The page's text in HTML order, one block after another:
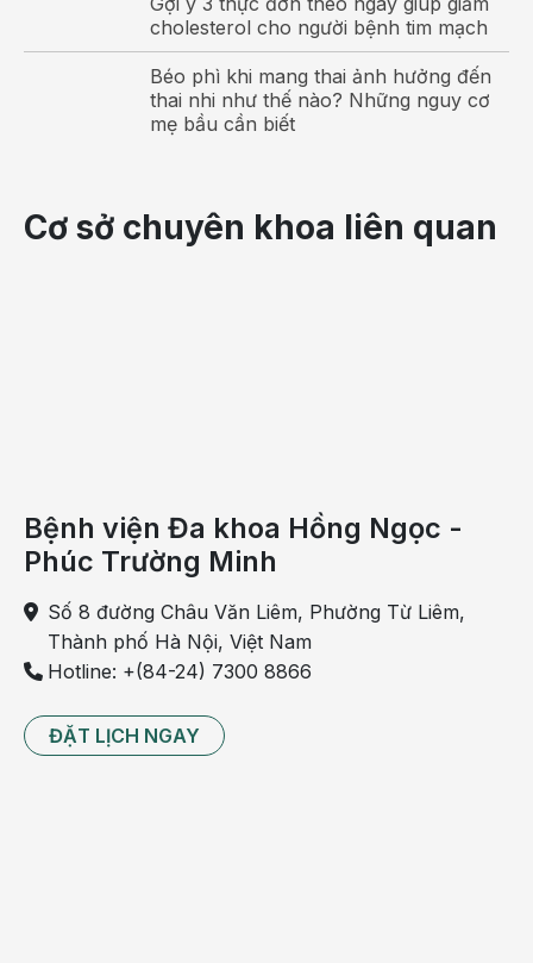
cholesterol cho người bệnh tim mạch
Béo phì khi mang thai ảnh hưởng đến
thai nhi như thế nào? Những nguy cơ
mẹ bầu cần biết
Cơ sở chuyên khoa liên quan
Bệnh viện Đa khoa Hồng Ngọc -
Phúc Trường Minh
Số 8 đường Châu Văn Liêm, Phường Từ Liêm,
Thành phố Hà Nội, Việt Nam
Hotline: +(84-24) 7300 8866
ĐẶT LỊCH NGAY